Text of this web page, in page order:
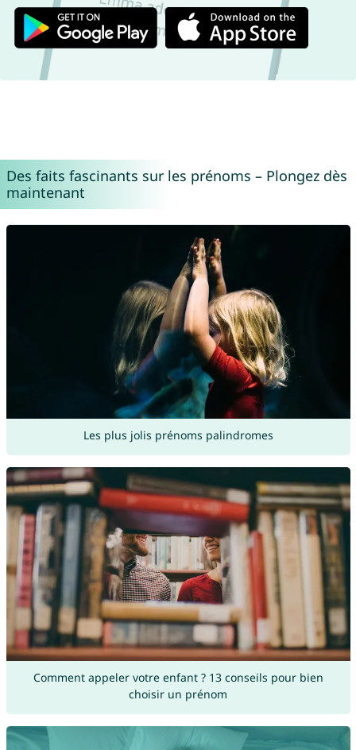
Des faits fascinants sur les prénoms – Plongez dès
maintenant
Les plus jolis prénoms palindromes
Comment appeler votre enfant ? 13 conseils pour bien
choisir un prénom